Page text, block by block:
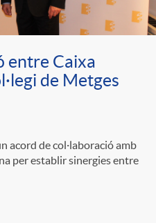
entre Caixa
de Metges
acord de col·laboració amb
per establir sinergies entre